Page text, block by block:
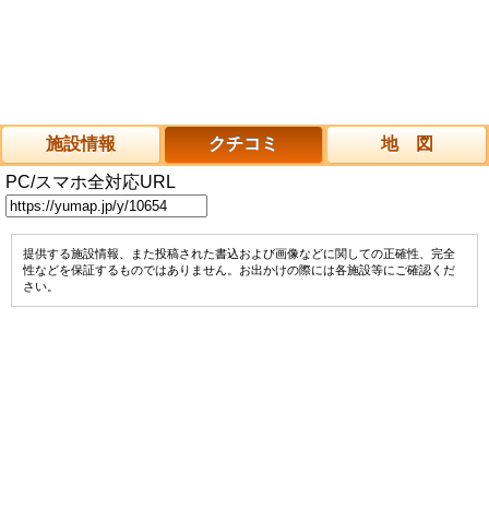
施設情報 クチコミ 地 図
PC/スマホ全対応URL
提供する施設情報、また投稿された書込および画像などに関しての正確性、完全
性などを保証するものではありません。お出かけの際には各施設等にご確認くだ
さい。